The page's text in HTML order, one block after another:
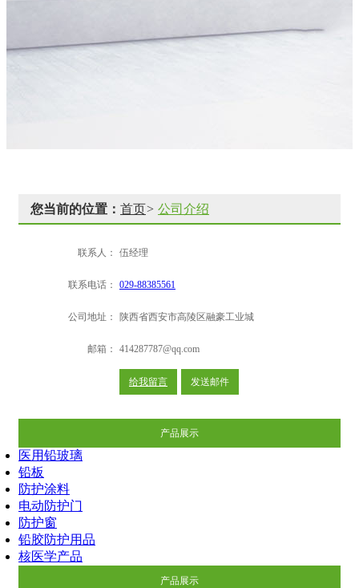
您当前的位置： 首页> 公司介绍
联系人： 伍经理
联系电话： 029-88385561
公司地址： 陕西省西安市高陵区融豪工业城
邮箱： 414287787@qq.com
给我留言 发送邮件
产品展示
医用铅玻璃
铅板
防护涂料
电动防护门
防护窗
铅胶防护用品
核医学产品
产品展示